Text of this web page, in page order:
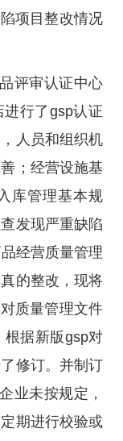
项目整改情况
评审认证中心
行了gsp认证
人员和组织机
；经营设施基
库管理基本规
发现严重缺陷
经营质量管理
的整改，现将
质量管理文件
根据新版gsp对
修订。并制订
业未按规定，
期进行校验或